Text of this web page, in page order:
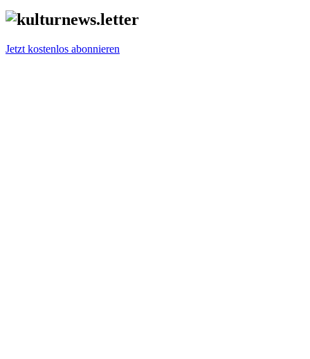
Jetzt kostenlos abonnieren